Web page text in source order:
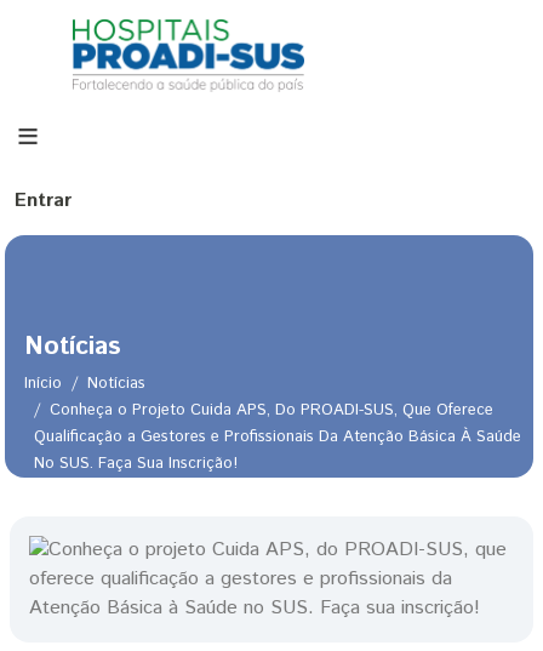
Pular para o conteúdo principal
Menu de conta de usuário
Entrar
Notícias
Trilha de navegação
Início
Notícias
Conheça o Projeto Cuida APS, Do PROADI-SUS, Que Oferece
Qualificação a Gestores e Profissionais Da Atenção Básica À Saúde
No SUS. Faça Sua Inscrição!